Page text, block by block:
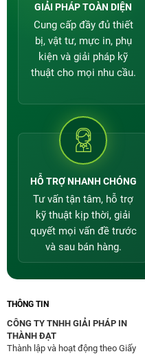
GIẢI PHÁP TOÀN DIỆN
Cung cấp đầy đủ thiết
bị, vật tư, mực in, phụ
kiện và giải pháp kỹ
thuật cho mọi nhu cầu.
HỖ TRỢ NHANH CHÓNG
Tư vấn tận tâm, hỗ trợ
kỹ thuật kịp thời, giải
quyết mọi vấn đề trước
và sau bán hàng.
THÔNG TIN
CÔNG TY TNHH GIẢI PHÁP IN
THÀNH ĐẠT
Thành lập và hoạt động theo Giấy